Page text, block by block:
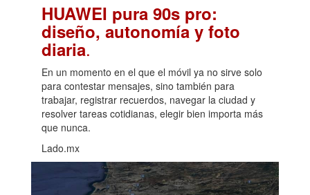
HUAWEI pura 90s pro:
diseño, autonomía y foto
diaria.
En un momento en el que el móvil ya no sirve solo
para contestar mensajes, sino también para
trabajar, registrar recuerdos, navegar la ciudad y
resolver tareas cotidianas, elegir bien importa más
que nunca.
Lado.mx